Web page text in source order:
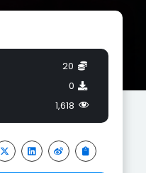
20
0
1,618